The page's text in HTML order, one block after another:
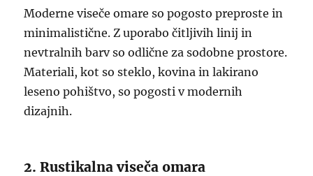
Moderne viseče omare so pogosto preproste in
minimalistične. Z uporabo čitljivih linij in
nevtralnih barv so odlične za sodobne prostore.
Materiali, kot so steklo, kovina in lakirano
leseno pohištvo, so pogosti v modernih
dizajnih.
2. Rustikalna viseča omara